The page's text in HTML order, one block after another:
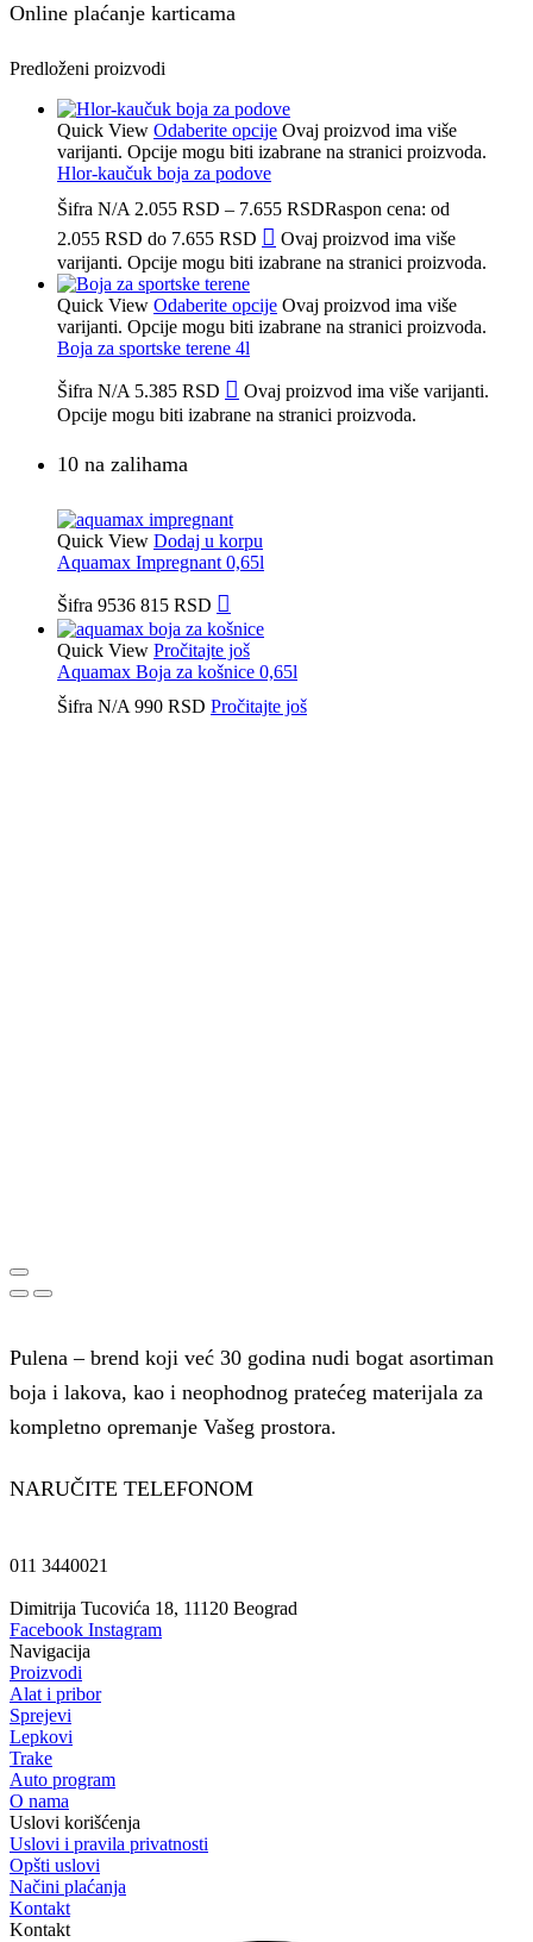
Online plaćanje karticama
Predloženi proizvodi
Quick View Odaberite opcije Ovaj proizvod ima više
varijanti. Opcije mogu biti izabrane na stranici proizvoda.
Hlor-kaučuk boja za podove
Šifra N/A 2.055 RSD – 7.655 RSDRaspon cena: od
2.055 RSD do 7.655 RSD
Ovaj proizvod ima više
varijanti. Opcije mogu biti izabrane na stranici proizvoda.
Quick View Odaberite opcije Ovaj proizvod ima više
varijanti. Opcije mogu biti izabrane na stranici proizvoda.
Boja za sportske terene 4l
Šifra N/A 5.385 RSD
Ovaj proizvod ima više varijanti.
Opcije mogu biti izabrane na stranici proizvoda.
10 na zalihama
Quick View Dodaj u korpu
Aquamax Impregnant 0,65l
Šifra 9536 815 RSD
Quick View Pročitajte još
Aquamax Boja za košnice 0,65l
Šifra N/A 990 RSD Pročitajte još
Pulena – brend koji već 30 godina nudi bogat asortiman
boja i lakova, kao i neophodnog pratećeg materijala za
kompletno opremanje Vašeg prostora.
NARUČITE TELEFONOM
011 3440021
Dimitrija Tucovića 18, 11120 Beograd
Facebook Instagram
Navigacija
Proizvodi
Alat i pribor
Sprejevi
Lepkovi
Trake
Auto program
O nama
Uslovi korišćenja
Uslovi i pravila privatnosti
Opšti uslovi
Načini plaćanja
Kontakt
Kontakt